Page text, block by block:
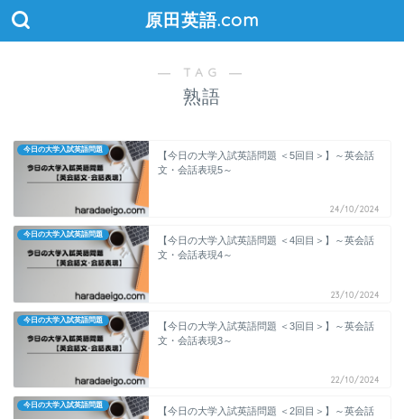
原田英語.com
― TAG ―
熟語
今日の大学入試英語問題
【今日の大学入試英語問題 ＜5回目＞】～英会話
文・会話表現5～
24/10/2024
今日の大学入試英語問題
【今日の大学入試英語問題 ＜4回目＞】～英会話
文・会話表現4～
23/10/2024
今日の大学入試英語問題
【今日の大学入試英語問題 ＜3回目＞】～英会話
文・会話表現3～
22/10/2024
今日の大学入試英語問題
【今日の大学入試英語問題 ＜2回目＞】～英会話